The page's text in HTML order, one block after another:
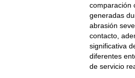
comparación
generadas
abrasión
contacto,
significativa
diferentes
de servicio